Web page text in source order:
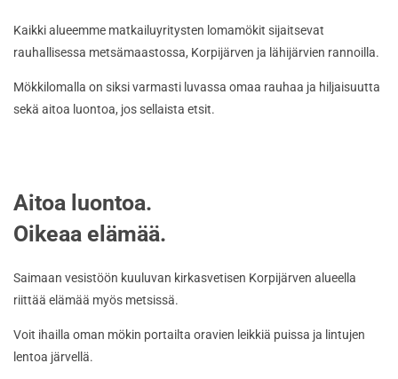
Kaikki alueemme matkailuyritysten lomamökit sijaitsevat
rauhallisessa metsämaastossa, Korpijärven ja lähijärvien rannoilla.
Mökkilomalla on siksi varmasti luvassa omaa rauhaa ja hiljaisuutta
sekä aitoa luontoa, jos sellaista etsit.
Aitoa luontoa.
Oikeaa elämää.
Saimaan vesistöön kuuluvan kirkasvetisen Korpijärven alueella
riittää elämää myös metsissä.
Voit ihailla oman mökin portailta oravien leikkiä puissa ja lintujen
lentoa järvellä.